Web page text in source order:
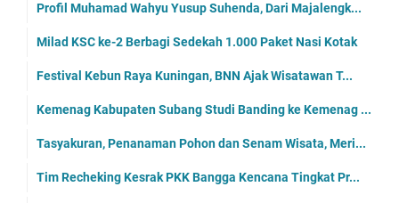
Profil Muhamad Wahyu Yusup Suhenda, Dari Majalengk...
Milad KSC ke-2 Berbagi Sedekah 1.000 Paket Nasi Kotak
Festival Kebun Raya Kuningan, BNN Ajak Wisatawan T...
Kemenag Kabupaten Subang Studi Banding ke Kemenag ...
Tasyakuran, Penanaman Pohon dan Senam Wisata, Meri...
Tim Recheking Kesrak PKK Bangga Kencana Tingkat Pr...